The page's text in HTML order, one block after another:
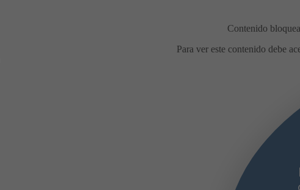
Burlada recuerda las condiciones para la
celebración de comidas en la calle, con el